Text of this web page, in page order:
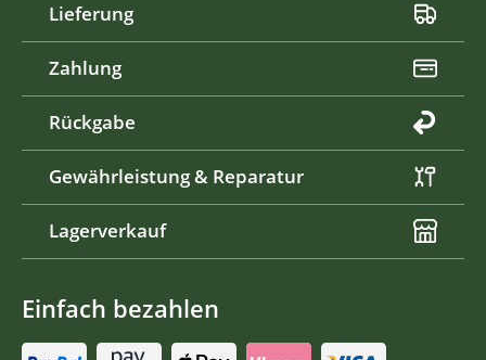
Lieferung
Zahlung
Rückgabe
Gewährleistung & Reparatur
Lagerverkauf
Einfach bezahlen